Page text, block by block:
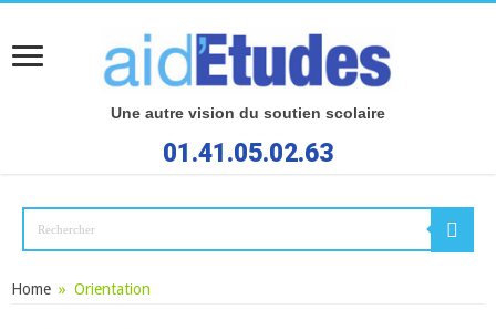
Une autre vision du soutien scolaire
01.41.05.02.63
Home » Orientation